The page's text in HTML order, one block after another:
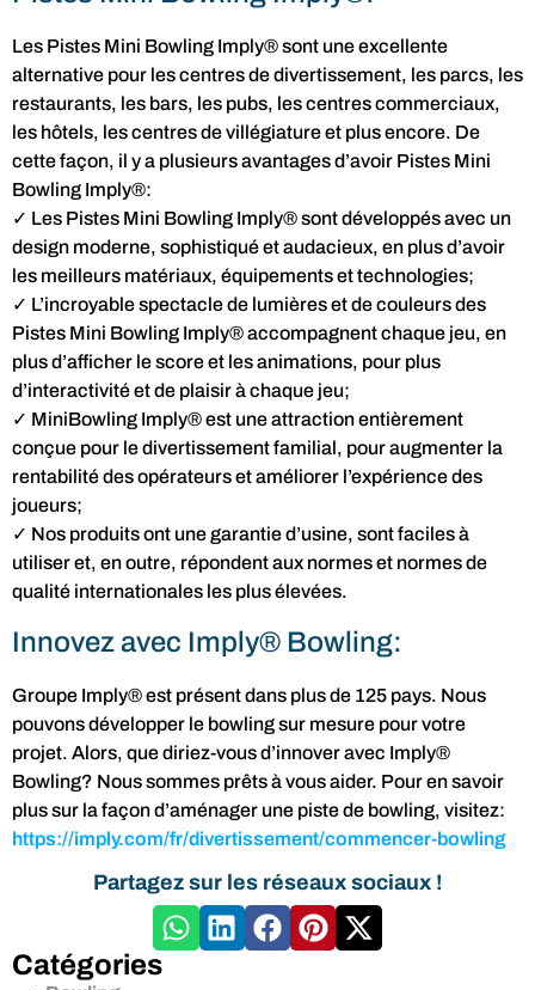
Les Pistes Mini Bowling Imply® sont une excellente
alternative pour les centres de divertissement, les parcs, les
restaurants, les bars, les pubs, les centres commerciaux,
les hôtels, les centres de villégiature et plus encore. De
cette façon, il y a plusieurs avantages d’avoir Pistes Mini
Bowling Imply®:
✓ Les Pistes Mini Bowling Imply® sont développés avec un
design moderne, sophistiqué et audacieux, en plus d’avoir
les meilleurs matériaux, équipements et technologies;
✓ L’incroyable spectacle de lumières et de couleurs des
Pistes Mini Bowling Imply® accompagnent chaque jeu, en
plus d’afficher le score et les animations, pour plus
d’interactivité et de plaisir à chaque jeu;
✓ MiniBowling Imply® est une attraction entièrement
conçue pour le divertissement familial, pour augmenter la
rentabilité des opérateurs et améliorer l’expérience des
joueurs;
✓ Nos produits ont une garantie d’usine, sont faciles à
utiliser et, en outre, répondent aux normes et normes de
qualité internationales les plus élevées.
Innovez avec Imply® Bowling:
Groupe Imply® est présent dans plus de 125 pays. Nous
pouvons développer le bowling sur mesure pour votre
projet. Alors, que diriez-vous d’innover avec Imply®
Bowling? Nous sommes prêts à vous aider. Pour en savoir
plus sur la façon d’aménager une piste de bowling, visitez:
https://imply.com/fr/divertissement/commencer-bowling
Partagez sur les réseaux sociaux !
Catégories